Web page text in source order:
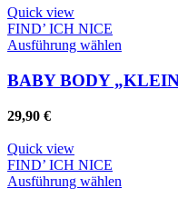
Quick view
FIND’ ICH NICE
Ausführung wählen
weist
mehrere
auf
BABY BODY
29,90 €
Quick view
FIND’ ICH NICE
Ausführung wählen